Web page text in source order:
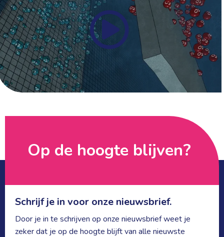
Op de hoogte blijven?
Schrijf je in voor onze nieuwsbrief.
Door je in te schrijven op onze nieuwsbrief weet je
zeker dat je op de hoogte blijft van alle nieuwste